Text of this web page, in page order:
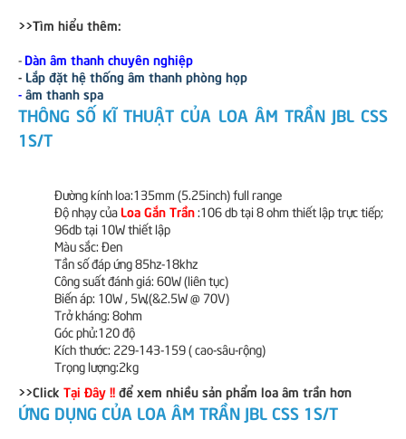
>>Tìm hiểu thêm:
-Dàn âm thanh chuyên nghiệp
- Lắp đặt hệ thống âm thanh phòng họp
- âm thanh spa
THÔNG SỐ KĨ THUẬT CỦA LOA ÂM TRẦN JBL CSS
1S/T
Đường kính loa:135mm (5.25inch) full range
Độ nhạy củaLoa Gắn Trần:106 db tại 8 ohm thiết lập trực tiếp;
96db tại 10W thiết lập
Màu sắc: Đen
Tần số đáp ứng 85hz-18khz
Công suất đánh giá: 60W (liên tục)
Biến áp: 10W , 5W,(&2.5W @ 70V)
Trở kháng: 8ohm
Góc phủ:120 độ
Kích thước: 229-143-159 ( cao-sâu-rộng)
Trọng lượng:2kg
>>Click Tại Đây !! để xem nhiều sản phẩm loa âm trần hơn
ỨNG DỤNG CỦA LOA ÂM TRẦN JBL CSS 1S/T